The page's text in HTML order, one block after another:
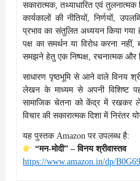
सकारात्मक, तथ्याधारित एवं
कार्यकालों की नीतियों, निर्णयों,
प्रभाव का संतुलित अध्ययन किया गया
पक्ष का समर्थन या विरोध करना नहीं,
समझने हेतु एक निष्पक्ष, रचनात्मक और
साधारण पृष्ठभूमि से आने वाले विनय
लेखन के माध्यम से अपनी विशिष्ट
सामाजिक चेतना को केंद्र में रखकर
विचार की सकारात्मक दिशा में निरंतर
यह पुस्तक Amazon पर उपलब्ध है:
“मन-मोदी” – विनय श्रीवास्तव
https://www.amazon.in/dp/